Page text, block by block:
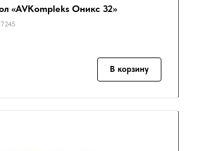
«AVKompleks Оникс 32»
В корзину